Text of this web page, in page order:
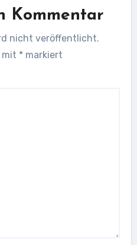
Kommentar
nicht veröffentlicht.
mit * markiert